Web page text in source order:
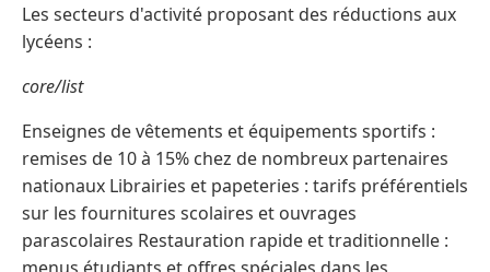
Les secteurs d'activité proposant des réductions aux
lycéens :
core/list
Enseignes de vêtements et équipements sportifs :
remises de 10 à 15% chez de nombreux partenaires
nationaux Librairies et papeteries : tarifs préférentiels
sur les fournitures scolaires et ouvrages
parascolaires Restauration rapide et traditionnelle :